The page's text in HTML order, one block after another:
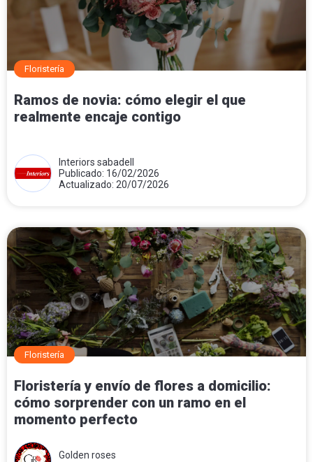
Floristería
Ramos de novia: cómo elegir el que
realmente encaje contigo
Interiors sabadell
Publicado: 16/02/2026
Actualizado: 20/07/2026
Floristería
Floristería y envío de flores a domicilio:
cómo sorprender con un ramo en el
momento perfecto
Golden roses